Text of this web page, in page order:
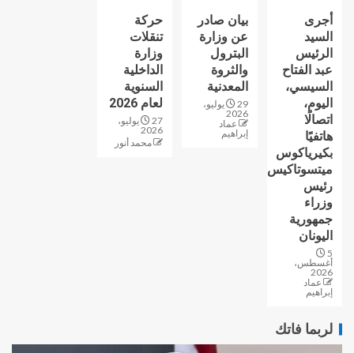
أجرى
السيد
الرئيس
عبد الفتاح
السيسي،
اليوم،
اتصالًا
هاتفيًا
بكيرياكوس
ميتسوتاكيس
رئيس
وزراء
جمهورية
اليونان
5
أغسطس،
2026
عماد
إبراهيم
بيان صادر
عن وزارة
البترول
والثروة
المعدنية
29 يوليو،
2026
عماد
إبراهيم
حركة
تنقلات
وزارة
الداخلية
السنوية
لعام 2026
27 يوليو،
2026
محمد أنور
لربما فاتك